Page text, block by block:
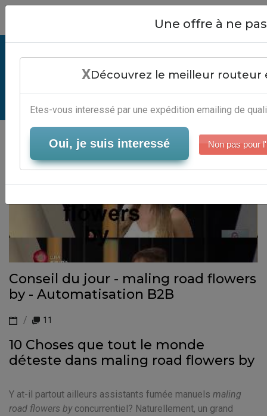
Maling Road Flowers By -
Automatisation Marketing Digital
Serveur-Emailing
Conseil du jour - maling road flowers
by - Automatisation B2B
11
10 Choses que tout le monde
déteste dans maling road flowers by
Y at-il partout ailleurs assistants fumée manuels maling
road flowers byconcurrentiel? Naturellement, un grand
Close
Une offre à ne
XDécouvrez le meilleur routeur
Etes-vous interessé par une expédition emailing de
Oui, je suis interessé Non pas pour